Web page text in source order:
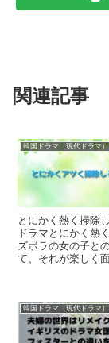
関連記事
韓国ドラマ（現代ドラマ）
とにかく熱く掃除
ドラマとにかく熱
ズボラの女の子と
て、それが楽しく
韓国ドラマ（現代ドラマ）